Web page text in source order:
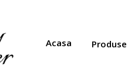
Acasa Produse